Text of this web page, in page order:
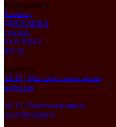
Информация
Каталог
ДОСТАВКА
ссылки
КОРЗИНА
поиск
Новости
16.05 | Магазин снова начал
работать
10.12 | Работа магазина
восстановлена